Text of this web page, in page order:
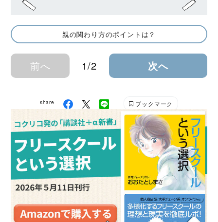
親の関わり方のポイントは？
前へ 1/2 次へ
share ブックマーク